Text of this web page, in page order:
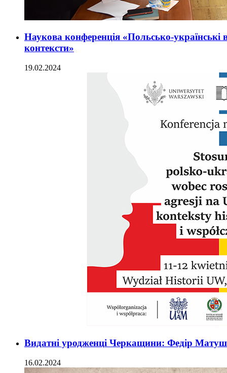
Наукова конференція «Польсько-українські
контексти»
19.02.2024
Видатні уродженці Черкащини: Федір
16.02.2024